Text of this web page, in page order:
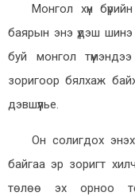
Монгол хүн
баярын энэ үдэш шинэ
буй монгол
зоригоор бялхаж
дэвшүүлье.
Он солигдох
байгаа эр зоригт
төлөө эх орноо